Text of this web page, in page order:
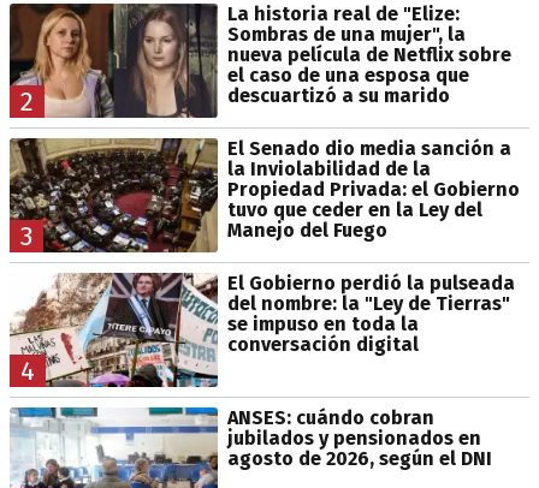
2
La historia real de "Elize:
Sombras de una mujer", la
nueva película de Netflix sobre
el caso de una esposa que
descuartizó a su marido
3
El Senado dio media sanción a
la Inviolabilidad de la
Propiedad Privada: el Gobierno
tuvo que ceder en la Ley del
Manejo del Fuego
4
El Gobierno perdió la pulseada
del nombre: la "Ley de Tierras"
se impuso en toda la
conversación digital
ANSES: cuándo cobran
jubilados y pensionados en
agosto de 2026, según el DNI